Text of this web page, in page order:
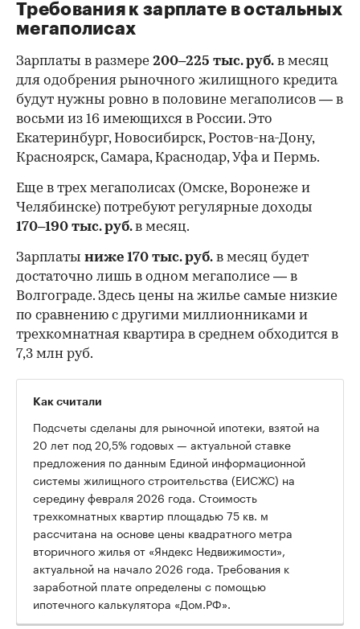
Требования к зарплате в остальных
мегаполисах
Зарплаты в размере 200–225 тыс. руб. в месяц
для одобрения рыночного жилищного кредита
будут нужны ровно в половине мегаполисов — в
восьми из 16 имеющихся в России. Это
Екатеринбург, Новосибирск, Ростов-на-Дону,
Красноярск, Самара, Краснодар, Уфа и Пермь.
Еще в трех мегаполисах (Омске, Воронеже и
Челябинске) потребуют регулярные доходы
170–190 тыс. руб.в месяц.
Зарплаты ниже 170 тыс. руб. в месяц будет
достаточно лишь в одном мегаполисе — в
Волгограде. Здесь цены на жилье самые низкие
по сравнению с другими миллионниками и
трехкомнатная квартира в среднем обходится в
7,3 млн руб.
Как считали
Подсчеты сделаны для рыночной ипотеки, взятой на
20 лет под 20,5% годовых — актуальной ставке
предложения по данным Единой информационной
системы жилищного строительства (ЕИСЖС) на
середину февраля 2026 года. Стоимость
трехкомнатных квартир площадью 75 кв. м
рассчитана на основе цены квадратного метра
вторичного жилья от «Яндекс Недвижимости»,
актуальной на начало 2026 года. Требования к
заработной плате определены с помощью
ипотечного калькулятора «Дом.РФ».